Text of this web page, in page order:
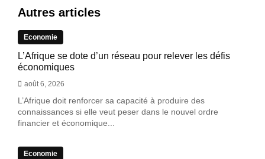
Autres articles
Economie
L’Afrique se dote d’un réseau pour relever les défis
économiques
août 6, 2026
L’Afrique doit renforcer sa capacité à produire des
connaissances si elle veut peser dans le nouvel ordre
financier et économique...
Economie